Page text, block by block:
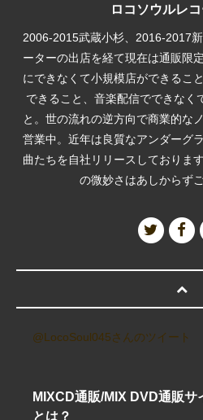
ロコソウルレ
2006-2015武蔵小杉、2016-2017
ーターの出店を経て現在は通販限
にできなくて小規模店ができるこ
できること、音楽配信でできなく
と。世の流れの逆方向で商業的な
営業中。近年は良質なアンダーグ
曲たちを自社リリースしておりま
の微妙さはあしからず
@LocoSoul045さんのツイート
MIXCD通販/MIX DVD通販サ
とは？